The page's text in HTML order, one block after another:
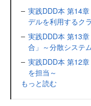
実践DDD本 第14
デルを利用するク
実践DDD本 第13
合」～分散システ
実践DDD本 第12
を担当～
もっと読む